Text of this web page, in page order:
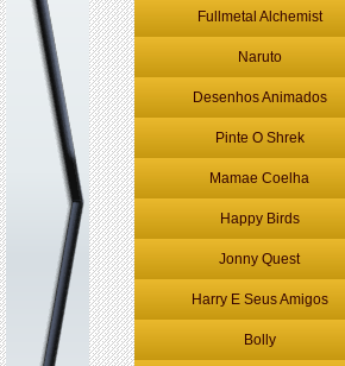
Fullmetal Alchemist
Naruto
Desenhos Animados
Pinte O Shrek
Mamae Coelha
Happy Birds
Jonny Quest
Harry E Seus Amigos
Bolly